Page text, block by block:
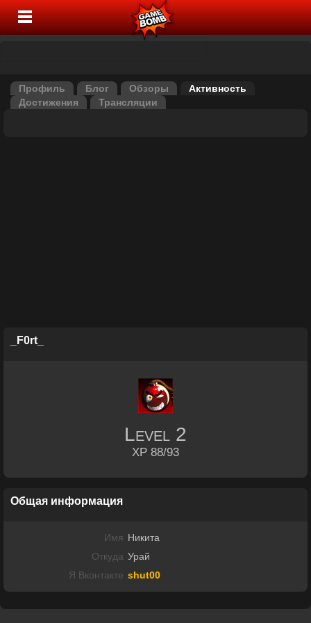
Профиль Блог Обзоры
Активность
Достижения
Трансляции
_F0rt_
Level 2
XP 88/93
Общая информация
Имя Никита
Откуда Урай
Я Вконтакте shut00